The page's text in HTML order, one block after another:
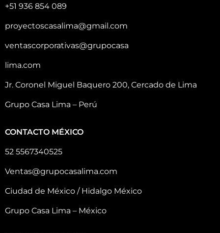
+51 936 854 089
proyectoscasalima@gmail.com
ventascorporativas@grupocasa
lima.com
Jr. Coronel Miguel Baquero 200, Cercado de Lima
Grupo Casa Lima – Perú
CONTACTO MÉXICO
52 5567340525
Ventas@grupocasalima.com
Ciudad de México / Hidalgo México
Grupo Casa Lima – México